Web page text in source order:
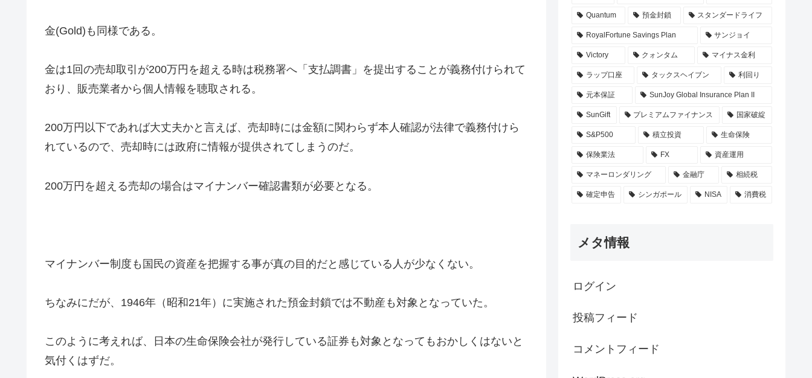
金(Gold)も同様である。
金は1回の売却取引が200万円を超える時は税務署へ「支払調書」を提出することが義務付けられて
おり、販売業者から個人情報を聴取される。
200万円以下であれば大丈夫かと言えば、売却時には金額に関わらず本人確認が法律で義務付けら
れているので、売却時には政府に情報が提供されてしまうのだ。
200万円を超える売却の場合はマイナンバー確認書類が必要となる。
マイナンバー制度も国民の資産を把握する事が真の目的だと感じている人が少なくない。
ちなみにだが、1946年（昭和21年）に実施された預金封鎖では不動産も対象となっていた。
このように考えれば、日本の生命保険会社が発行している証券も対象となってもおかしくはないと
気付くはずだ。
Quantum 預金封鎖 スタンダードライフ
RoyalFortune Savings Plan サンジョイ
Victory クォンタム マイナス金利
ラップ口座 タックスヘイブン 利回り
元本保証 SunJoy Global Insurance Plan II
SunGift プレミアムファイナンス 国家破綻
S&P500 積立投資 生命保険
保険業法 FX 資産運用
マネーロンダリング 金融庁 相続税
確定申告 シンガポール NISA 消費税
メタ情報
ログイン
投稿フィード
コメントフィード